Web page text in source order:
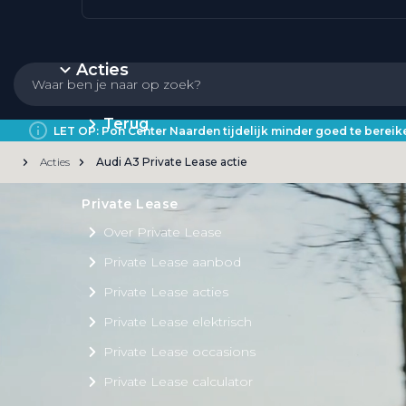
Acties
Terug
Private Lease
Over Private Lease
Private Lease aanbod
Private Lease acties
Private Lease elektrisch
Private Lease occasions
Private Lease calculator
LET OP: Pon Center Naarden tijdelijk minder goed te
Acties Audi A3 Private Lease actie